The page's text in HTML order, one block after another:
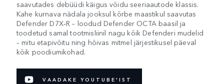
saavutades debüüdi käigus võidu seeriaautode klassis.
Kahe kurnava nädala jooksul kõrbe maastikul saavutas
Defender D7X‑R – loodud Defender OCTA baasil ja
toodetud samal tootmisliinil nagu kõik Defenderi mudelid
– mitu etapivõitu ning hõivas mitmel järjestikusel päeval
kõik poodiumikohad.
VAADAKE YOUTUBE'IST